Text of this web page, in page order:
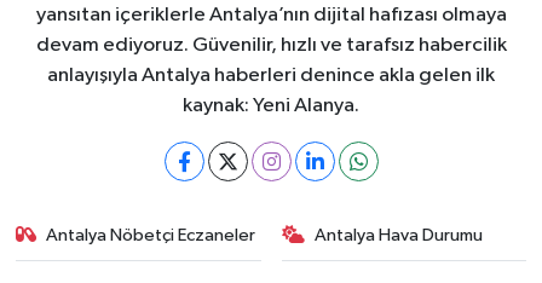
yansıtan içeriklerle Antalya’nın dijital hafızası olmaya
devam ediyoruz. Güvenilir, hızlı ve tarafsız habercilik
anlayışıyla Antalya haberleri denince akla gelen ilk
kaynak: Yeni Alanya.
Antalya Nöbetçi Eczaneler Antalya Hava Durumu